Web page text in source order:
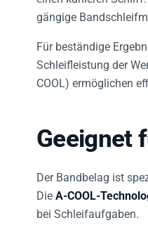
gängige
Für beständige
Schleifleistung der
COOL) ermöglichen
Geeignet
Der Bandbelag ist
Die
A-COOL-
bei Schleifaufgaben.